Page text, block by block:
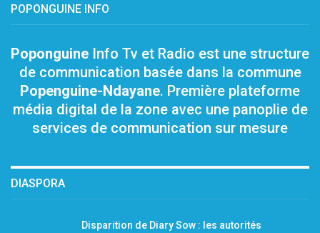
POPONGUINE INFO
Poponguine Info Tv et Radio est une structure
de communication basée dans la commune
Popenguine-Ndayane. Première plateforme
média digital de la zone avec une panoplie de
services de communication sur mesure
DIASPORA
Disparition de Diary Sow : les autorités